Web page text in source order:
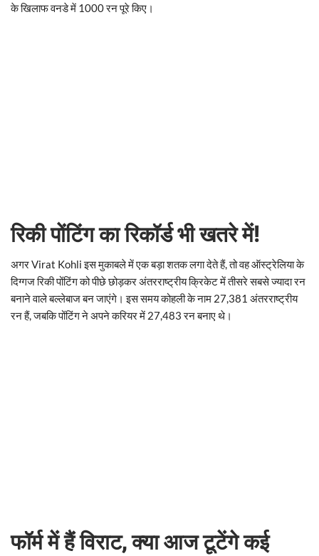
के खिलाफ वनडे में 1000 रन पूरे किए।
रिकी पोंटिंग का रिकॉर्ड भी खतरे में!
अगर Virat Kohli इस मुकाबले में एक बड़ा शतक लगा देते हैं, तो वह ऑस्ट्रेलिया के
दिग्गज रिकी पोंटिंग को पीछे छोड़कर अंतरराष्ट्रीय क्रिकेट में तीसरे सबसे ज्यादा रन
बनाने वाले बल्लेबाज बन जाएंगे। इस समय कोहली के नाम 27,381 अंतरराष्ट्रीय
रन हैं, जबकि पोंटिंग ने अपने करियर में 27,483 रन बनाए थे।
फॉर्म में हैं विराट, क्या आज टूटेंगे कई